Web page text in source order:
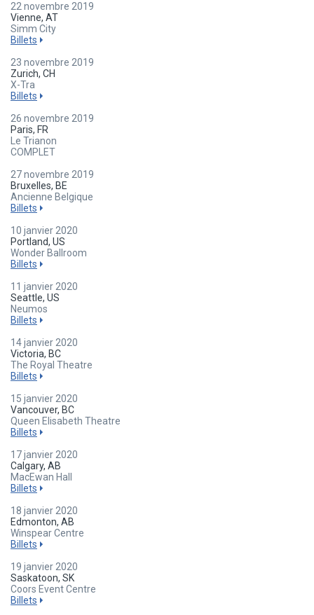
22 novembre 2019
Vienne, AT
Simm City
Billets
23 novembre 2019
Zurich, CH
X-Tra
Billets
26 novembre 2019
Paris, FR
Le Trianon
COMPLET
27 novembre 2019
Bruxelles, BE
Ancienne Belgique
Billets
10 janvier 2020
Portland, US
Wonder Ballroom
Billets
11 janvier 2020
Seattle, US
Neumos
Billets
14 janvier 2020
Victoria, BC
The Royal Theatre
Billets
15 janvier 2020
Vancouver, BC
Queen Elisabeth Theatre
Billets
17 janvier 2020
Calgary, AB
MacEwan Hall
Billets
18 janvier 2020
Edmonton, AB
Winspear Centre
Billets
19 janvier 2020
Saskatoon, SK
Coors Event Centre
Billets